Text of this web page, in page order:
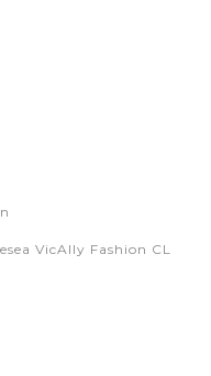
VicAlly Fashion CL